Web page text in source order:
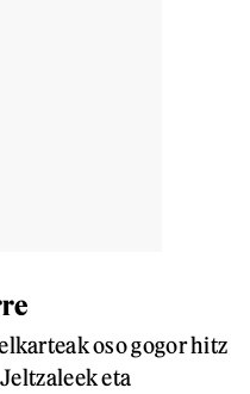
oso gogor hitz
eta